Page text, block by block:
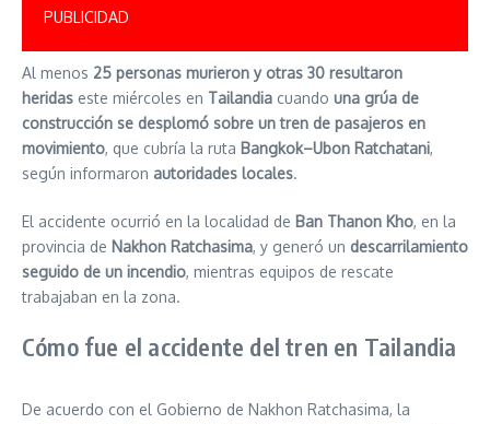
PUBLICIDAD
Al menos 25 personas murieron y otras 30 resultaron
heridas este miércoles en Tailandia cuando una grúa de
construcción se desplomó sobre un tren de pasajeros en
movimiento, que cubría la ruta Bangkok–Ubon Ratchatani,
según informaron autoridades locales.
El accidente ocurrió en la localidad de Ban Thanon Kho, en la
provincia de Nakhon Ratchasima, y generó un descarrilamiento
seguido de un incendio, mientras equipos de rescate
trabajaban en la zona.
Cómo fue el accidente del tren en Tailandia
De acuerdo con el Gobierno de Nakhon Ratchasima, la